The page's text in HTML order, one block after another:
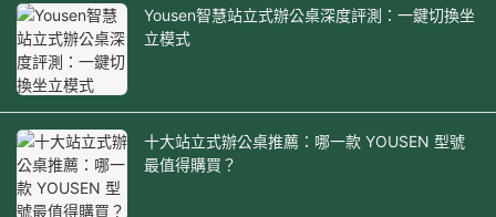
Yousen智慧站立式辦公桌深度評測：一鍵切換坐
立模式
十大站立式辦公桌推薦：哪一款 YOUSEN 型號
最值得購買？